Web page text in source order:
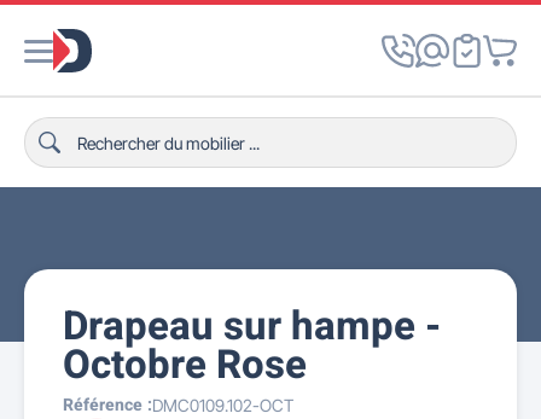
Drapeau sur hampe -
Octobre Rose
Référence :DMC0109.102-OCT